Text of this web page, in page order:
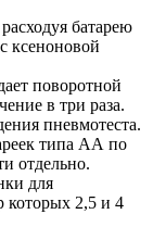
батарею
ксеноновой
поворотной
в три раза.
пневмотеста.
типа АА по
отдельно.
для
которых 2,5 и 4